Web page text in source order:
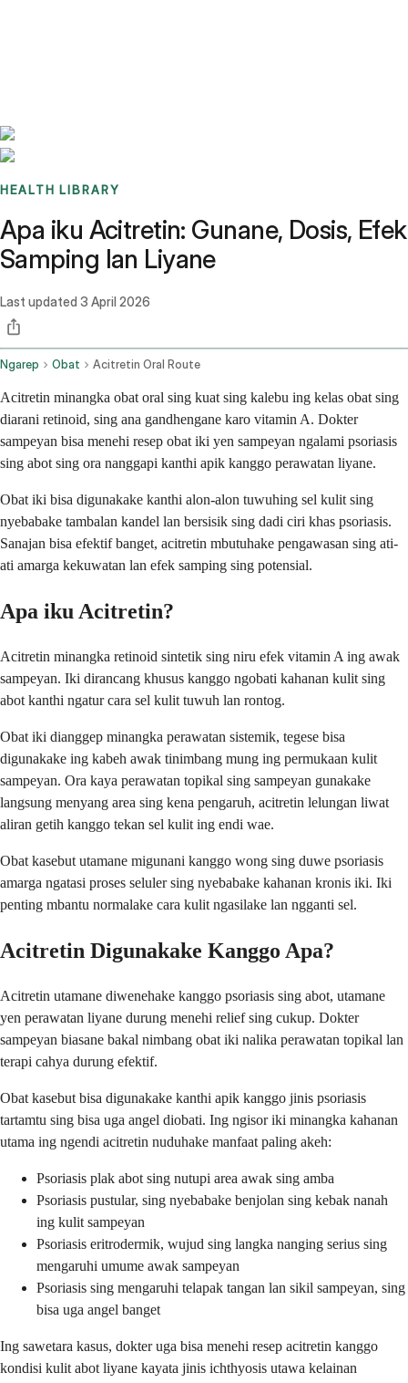
HEALTH LIBRARY
Apa iku Acitretin: Gunane, Dosis, Efek
Samping lan Liyane
Last updated 3 April 2026
Ngarep Obat Acitretin Oral Route
Acitretin minangka obat oral sing kuat sing kalebu ing kelas obat sing
diarani retinoid, sing ana gandhengane karo vitamin A. Dokter
sampeyan bisa menehi resep obat iki yen sampeyan ngalami psoriasis
sing abot sing ora nanggapi kanthi apik kanggo perawatan liyane.
Obat iki bisa digunakake kanthi alon-alon tuwuhing sel kulit sing
nyebabake tambalan kandel lan bersisik sing dadi ciri khas psoriasis.
Sanajan bisa efektif banget, acitretin mbutuhake pengawasan sing ati-
ati amarga kekuwatan lan efek samping sing potensial.
Apa iku Acitretin?
Acitretin minangka retinoid sintetik sing niru efek vitamin A ing awak
sampeyan. Iki dirancang khusus kanggo ngobati kahanan kulit sing
abot kanthi ngatur cara sel kulit tuwuh lan rontog.
Obat iki dianggep minangka perawatan sistemik, tegese bisa
digunakake ing kabeh awak tinimbang mung ing permukaan kulit
sampeyan. Ora kaya perawatan topikal sing sampeyan gunakake
langsung menyang area sing kena pengaruh, acitretin lelungan liwat
aliran getih kanggo tekan sel kulit ing endi wae.
Obat kasebut utamane migunani kanggo wong sing duwe psoriasis
amarga ngatasi proses seluler sing nyebabake kahanan kronis iki. Iki
penting mbantu normalake cara kulit ngasilake lan ngganti sel.
Acitretin Digunakake Kanggo Apa?
Acitretin utamane diwenehake kanggo psoriasis sing abot, utamane
yen perawatan liyane durung menehi relief sing cukup. Dokter
sampeyan biasane bakal nimbang obat iki nalika perawatan topikal lan
terapi cahya durung efektif.
Obat kasebut bisa digunakake kanthi apik kanggo jinis psoriasis
tartamtu sing bisa uga angel diobati. Ing ngisor iki minangka kahanan
utama ing ngendi acitretin nuduhake manfaat paling akeh:
Psoriasis plak abot sing nutupi area awak sing amba
Psoriasis pustular, sing nyebabake benjolan sing kebak nanah
ing kulit sampeyan
Psoriasis eritrodermik, wujud sing langka nanging serius sing
mengaruhi umume awak sampeyan
Psoriasis sing mengaruhi telapak tangan lan sikil sampeyan, sing
bisa uga angel banget
Ing sawetara kasus, dokter uga bisa menehi resep acitretin kanggo
kondisi kulit abot liyane kayata jinis ichthyosis utawa kelainan